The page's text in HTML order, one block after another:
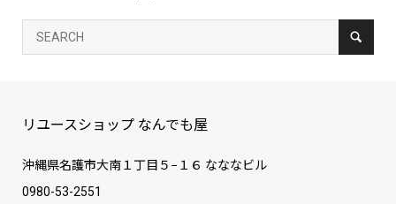
リユースショップ なんでも屋
沖縄県名護市大南１丁目５−１６ なななビル
0980-53-2551